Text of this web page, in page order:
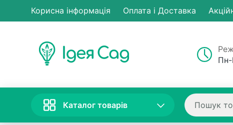
Корисна інформація Оплата і Доставка
Каталог товарів